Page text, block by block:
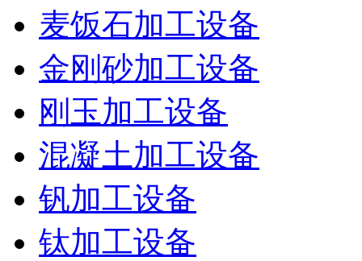
麦饭石加工设备
金刚砂加工设备
刚玉加工设备
混凝土加工设备
钒加工设备
钛加工设备